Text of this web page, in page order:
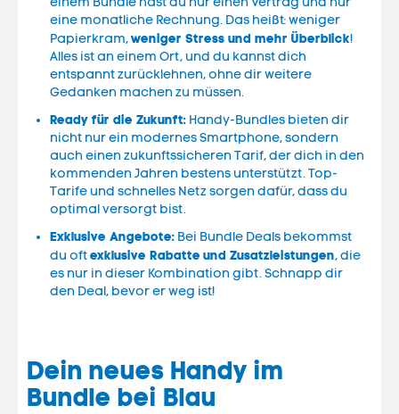
eine monatliche Rechnung. Das heißt: weniger
Papierkram,weniger Stress und mehr Überblick!
Alles ist an einem Ort, und du kannst dich
entspannt zurücklehnen, ohne dir weitere
Gedanken machen zu müssen.
Ready für die Zukunft: Handy-Bundles bieten dir
nicht nur ein modernes Smartphone, sondern
auch einen zukunftssicheren Tarif, der dich in den
kommenden Jahren bestens unterstützt. Top-
Tarife und schnelles Netz sorgen dafür, dass du
optimal versorgt bist.
Exklusive Angebote: Bei Bundle Deals bekommst
du oftexklusive Rabatte und Zusatzleistungen, die
es nur in dieser Kombination gibt. Schnapp dir
den Deal, bevor er weg ist!
Dein neues Handy im
Bundle bei Blau